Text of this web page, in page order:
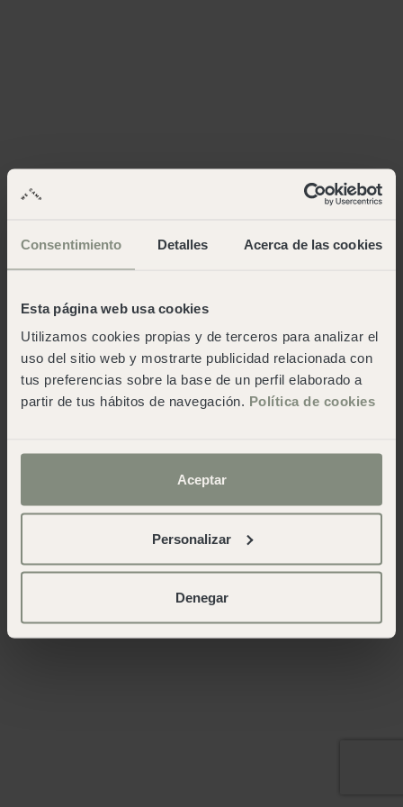
Consentimiento Detalles Acerca de las cookies
Esta página web usa cookies
Utilizamos cookies propias y de terceros para analizar el
uso del sitio web y mostrarte publicidad relacionada con
tus preferencias sobre la base de un perfil elaborado a
partir de tus hábitos de navegación. Política de cookies
Aceptar
Personalizar
Denegar